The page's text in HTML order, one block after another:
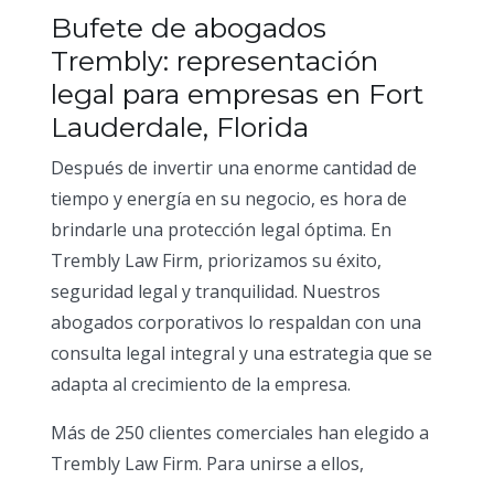
Bufete de abogados
Trembly: representación
legal para empresas en Fort
Lauderdale, Florida
Después de invertir una enorme cantidad de
tiempo y energía en su negocio, es hora de
brindarle una protección legal óptima. En
Trembly Law Firm, priorizamos su éxito,
seguridad legal y tranquilidad. Nuestros
abogados corporativos lo respaldan con una
consulta legal integral y una estrategia que se
adapta al crecimiento de la empresa.
Más de 250 clientes comerciales han elegido a
Trembly Law Firm. Para unirse a ellos,